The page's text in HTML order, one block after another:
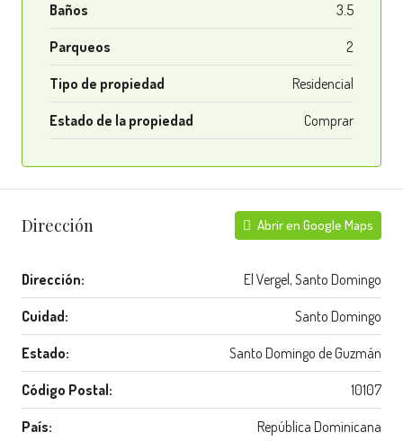
Baños 3.5
Parqueos 2
Tipo de propiedad Residencial
Estado de la propiedad Comprar
Dirección Abrir en Google Maps
Dirección: El Vergel, Santo Domingo
Cuidad: Santo Domingo
Estado: Santo Domingo de Guzmán
Código Postal: 10107
País: República Dominicana